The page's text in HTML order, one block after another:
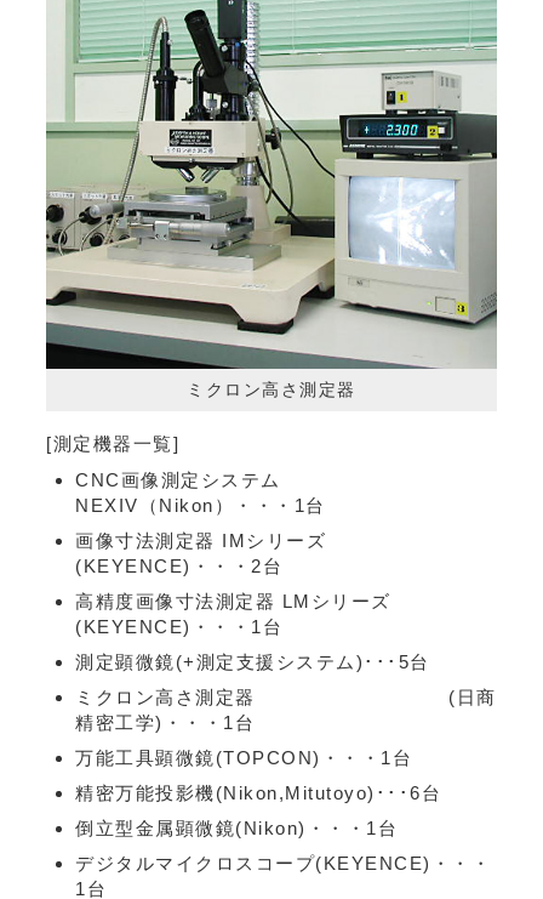
ミクロン高さ測定器
[測定機器一覧]
CNC画像測定システム
NEXIV（Nikon）・・・1台
画像寸法測定器 IMシリーズ
(KEYENCE)・・・2台
高精度画像寸法測定器 LMシリーズ
(KEYENCE)・・・1台
測定顕微鏡(+測定支援システム)･･･5台
ミクロン高さ測定器 (日商
精密工学)・・・1台
万能工具顕微鏡(TOPCON)・・・1台
精密万能投影機(Nikon,Mitutoyo)･･･6台
倒立型金属顕微鏡(Nikon)・・・1台
デジタルマイクロスコープ(KEYENCE)・・・
1台